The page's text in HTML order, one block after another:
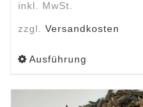
inkl. MwSt.
zzgl. Versandkosten
Ausführung
weist